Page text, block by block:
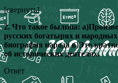
[свернуть]
2. Что такое былина:
русских богатырях и
биография народа в)Это
об исторических деятелях.
Ответ